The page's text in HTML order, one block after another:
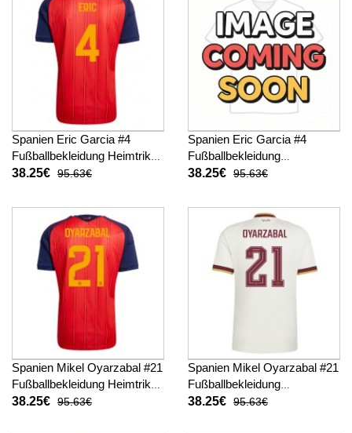
Spanien Eric Garcia #4
Fußballbekleidung Heimtrikot
WM 2026 Kurzarm
38.25€ 95.63€
Spanien Eric Garcia #4
Fußballbekleidung
Auswärtstrikot WM 2026
38.25€ 95.63€
Spanien Mikel Oyarzabal #21
Fußballbekleidung Heimtrikot
WM 2026 Kurzarm
38.25€ 95.63€
Spanien Mikel Oyarzabal #21
Fußballbekleidung
Auswärtstrikot WM 2026
38.25€ 95.63€